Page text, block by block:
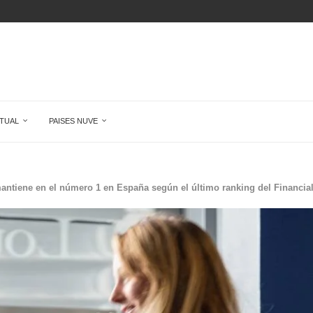
PAISES NUVE
en el número 1 en España según el último ranking del